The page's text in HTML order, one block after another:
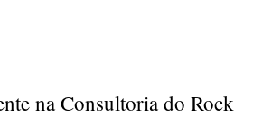
na Consultoria do Rock